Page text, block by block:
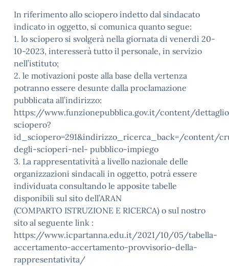
In riferimento allo sciopero indetto dal sindacato
indicato in oggetto, si comunica quanto segue:
1. lo sciopero si svolgerà nella giornata di venerdì 20-
10-2023, interesserà tutto il personale, in servizio
nell’istituto;
2. le motivazioni poste alla base della vertenza
potranno essere desunte dalla proclamazione
pubblicata all’indirizzo:
https://www.funzionepubblica.gov.it/content/
sciopero?
id_sciopero=291&indirizzo_ricerca_back=/content/
degli-scioperi-nel- pubblico-impiego
3. La rappresentatività a livello nazionale delle
organizzazioni sindacali in oggetto, potrà essere
individuata consultando le apposite tabelle
disponibili sul sito dell’ARAN
(COMPARTO ISTRUZIONE E RICERCA) o sul nostro
sito al seguente link :
https://www.icpartanna.edu.it/2021/10/05/tabella-
accertamento-accertamento-provvisorio-della-
rappresentativita/